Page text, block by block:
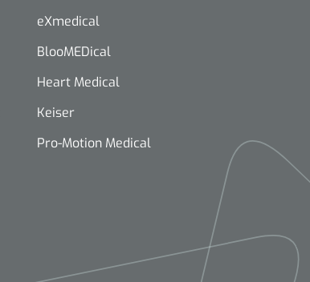
eXmedical
BlooMEDical
Heart Medical
Keiser
Pro-Motion Medical